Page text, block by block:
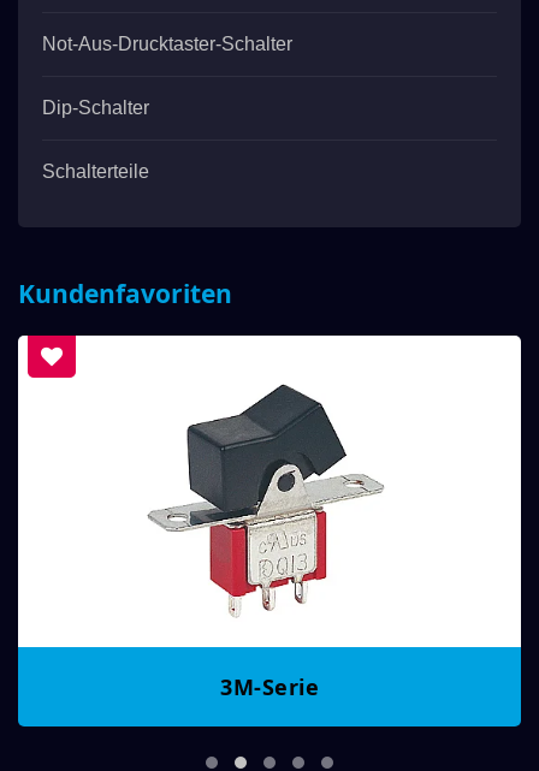
Not-Aus-Drucktaster-Schalter
Dip-Schalter
Schalterteile
Kundenfavoriten
3M-Serie